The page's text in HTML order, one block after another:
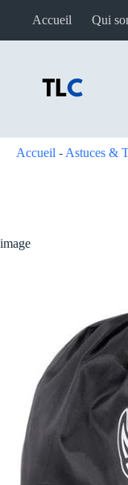
Accueil Qui
Accueil - Astuces &
image